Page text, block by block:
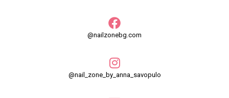
@nailzonebg.com
@nail_zone_by_anna_savopulo